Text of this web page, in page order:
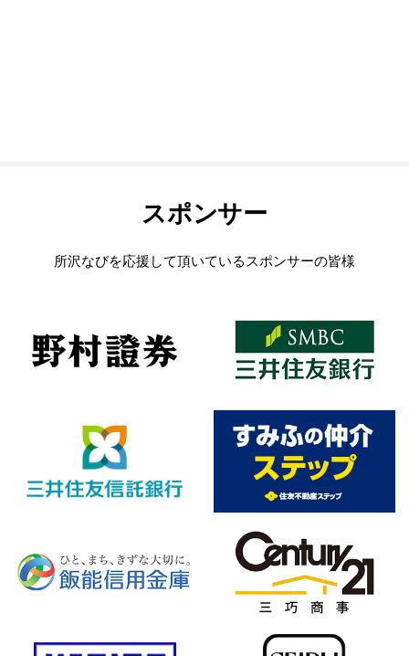
スポンサー
所沢なびを応援して頂いているスポンサーの皆様